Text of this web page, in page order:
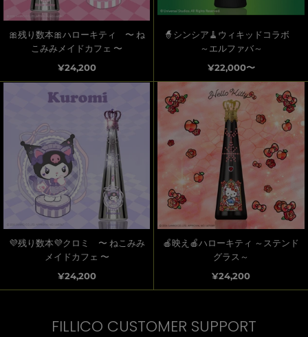
🎀残り数本🎀ハローキティ 〜 ね
こみみメイドカフェ 〜
¥24,200
🧙シンシア🧹ウィキッドコラボ
～エルファバ～
¥22,000〜
💜残り数本💜クロミ 〜 ねこみみ
メイドカフェ 〜
¥24,200
🍎映え🍎ハローキティ ～ステンド
グラス～
¥24,200
FILLICO CUSTOMER SUPPORT